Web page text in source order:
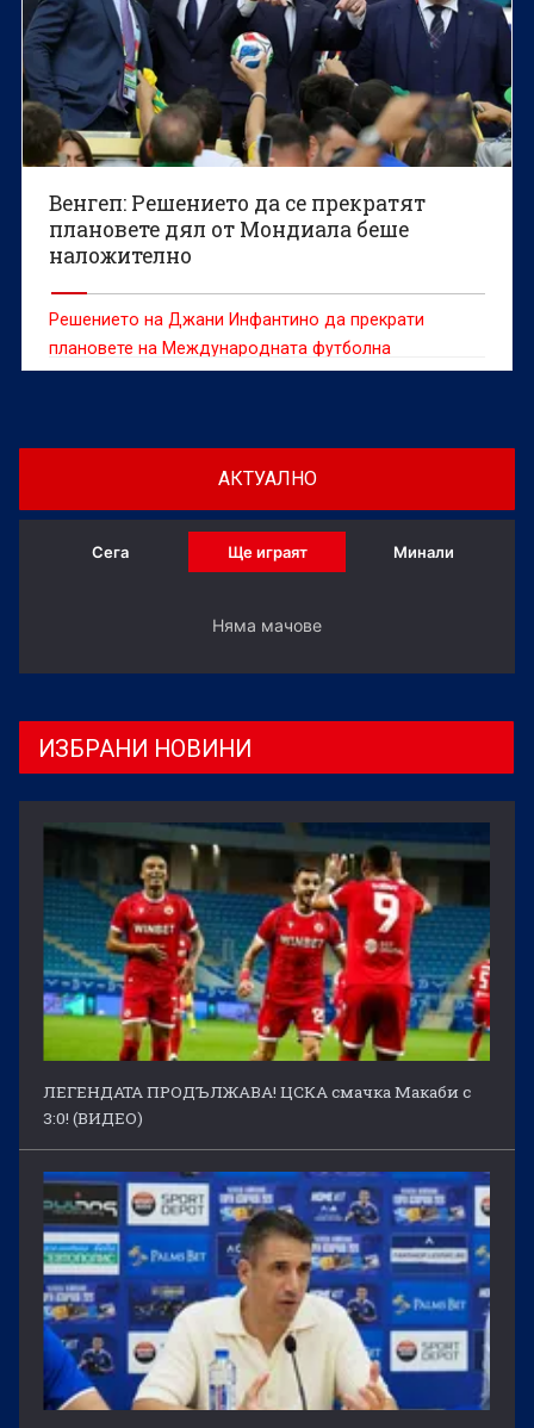
Венгеп: Решението да се прекратят
плановете дял от Мондиала беше
наложително
Решението на Джани Инфантино да прекрати
плановете на Международната футболна
асоциация (ФИФА) за продажба на маркетингови
АКТУАЛНО
Сега Ще играят Минали
Няма мачове
ИЗБРАНИ НОВИНИ
ЛЕГЕНДАТА ПРОДЪЛЖАВА! ЦСКА смачка Макаби с
3:0! (ВИДЕО)